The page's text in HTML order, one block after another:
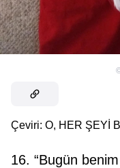
Çeviri: O, HER ŞEYİ
16. “Bugün